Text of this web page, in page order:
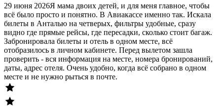
29 июня 2026Я мама двоих детей, и для меня главное, чтобы
всё было просто и понятно. В Авиакассе именно так. Искала
билеты в Анталью на четверых, фильтры удобные, сразу
видно где прямые рейсы, где пересадки, сколько стоит багаж.
Забронировала билеты и отель в одном месте, всё
отобразилось в личном кабинете. Перед вылетом зашла
проверить - вся информация на месте, номера бронирований,
даты, адрес отеля. Очень удобно, когда всё собрано в одном
месте и не нужно рыться в почте.